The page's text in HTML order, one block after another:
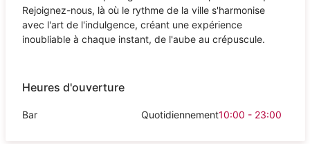
Rejoignez-nous, là où le rythme de la ville s'harmonise
avec l'art de l'indulgence, créant une expérience
inoubliable à chaque instant, de l'aube au crépuscule.
Heures d'ouverture
Bar Quotidiennement10:00 - 23:00